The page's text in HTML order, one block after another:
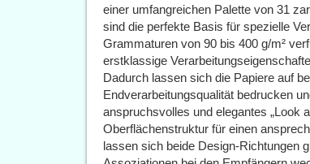
einer umfangreichen Palette von 31
sind die perfekte Basis für spezielle
Grammaturen von 90 bis 400 g/m²
erstklassige
Dadurch lassen sich die Papiere auf
Endverarbeitungsqualität bedrucken
anspruchsvolles und elegantes „Look
Oberflächenstruktur für einen
lassen sich beide Design-Richtungen